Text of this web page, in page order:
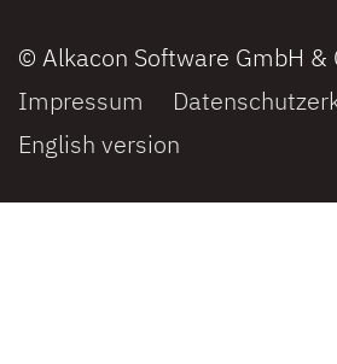
© Alkacon Software GmbH &
Impressum
English version